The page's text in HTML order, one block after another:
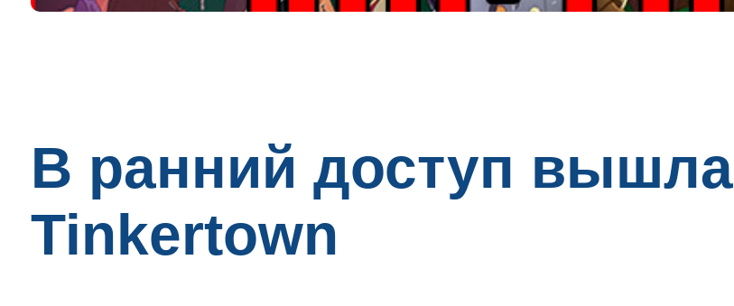
В ранний доступ вышла
Tinkertown